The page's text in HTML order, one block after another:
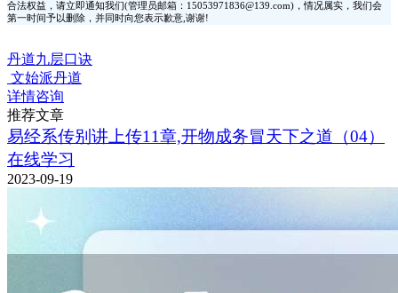
合法权益，请立即通知我们(管理员邮箱：15053971836@139.com)，情况属实，我们会
第一时间予以删除，并同时向您表示歉意,谢谢!
丹道九层口诀
文始派丹道
详情咨询
推荐文章
易经系传别讲上传11章,开物成务冒天下之道（04）
在线学习
2023-09-19